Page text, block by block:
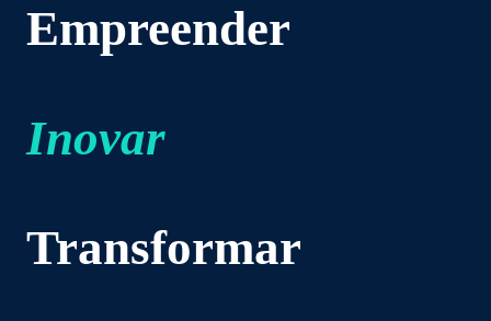
Empreender
Inovar
Transformar